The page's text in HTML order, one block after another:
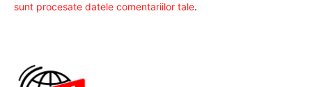
sunt procesate datele comentariilor tale.